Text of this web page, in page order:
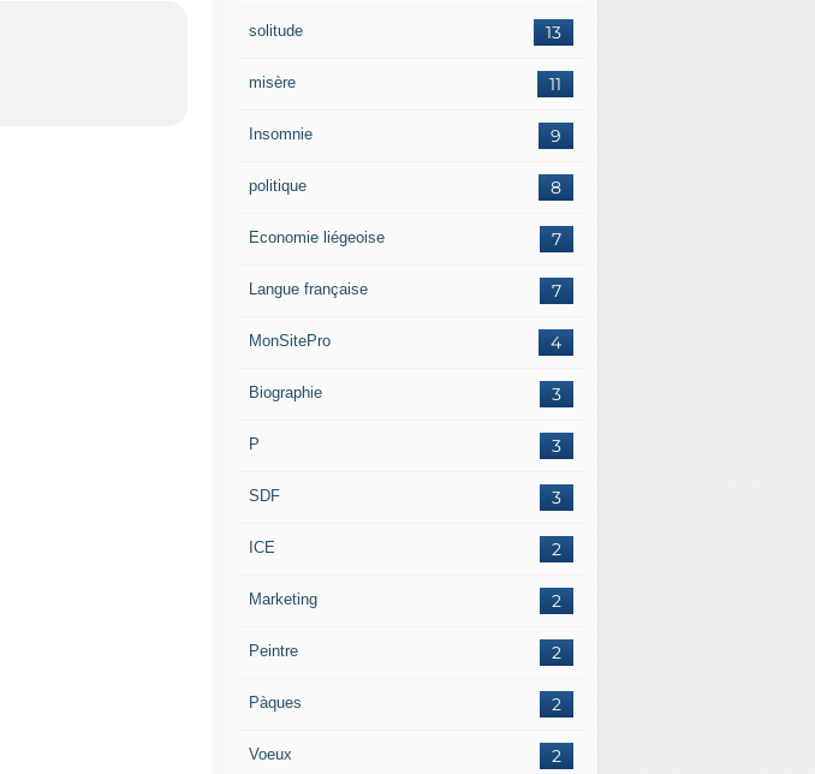
13
solitude
11
misère
9
Insomnie
8
politique
7
Economie liégeoise
7
Langue française
4
MonSitePro
3
Biographie
3
P
3
SDF
2
ICE
2
Marketing
2
Peintre
2
Pàques
2
Voeux